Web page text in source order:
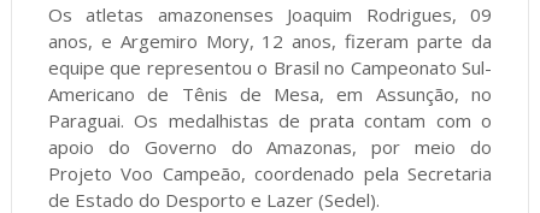
Os atletas amazonenses Joaquim Rodrigues, 09
anos, e Argemiro Mory, 12 anos, fizeram parte da
equipe que representou o Brasil no Campeonato Sul-
Americano de Tênis de Mesa, em Assunção, no
Paraguai. Os medalhistas de prata contam com o
apoio do Governo do Amazonas, por meio do
Projeto Voo Campeão, coordenado pela Secretaria
de Estado do Desporto e Lazer (Sedel).